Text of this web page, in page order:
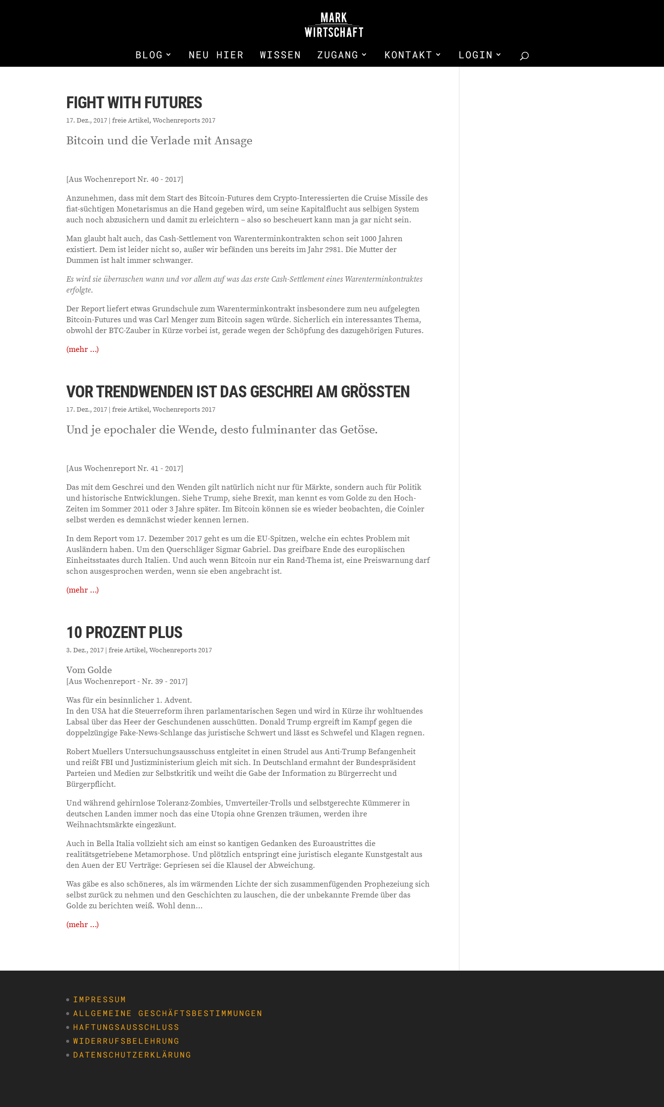
BLOG NEU HIER WISSEN ZUGANG KONTAKT LOGIN
FIGHT WITH FUTURES
17. Dez., 2017 |freie Artikel,Wochenreports 2017
Bitcoin und die Verlade mit Ansage
[Aus Wochenreport Nr. 40 - 2017]
Anzunehmen, dass mit dem Start des Bitcoin-Futures dem Crypto-Interessierten die Cruise Missile des
fiat-süchtigen Monetarismus an die Hand gegeben wird, um seine Kapitalflucht aus selbigen System
auch noch abzusichern und damit zu erleichtern – also so bescheuert kann man ja gar nicht sein.
Man glaubt halt auch, das Cash-Settlement von Warenterminkontrakten schon seit 1000 Jahren
existiert. Dem ist leider nicht so, außer wir befänden uns bereits im Jahr 2981. Die Mutter der
Dummen ist halt immer schwanger.
Es wird sie überraschen wann und vor allem auf was das erste Cash-Settlement eines Warenterminkontraktes
erfolgte.
Der Report liefert etwas Grundschule zum Warenterminkontrakt insbesondere zum neu aufgelegten
Bitcoin-Futures und was Carl Menger zum Bitcoin sagen würde. Sicherlich ein interessantes Thema,
obwohl der BTC-Zauber in Kürze vorbei ist, gerade wegen der Schöpfung des dazugehörigen Futures.
(mehr …)
VOR TRENDWENDEN IST DAS GESCHREI AM GRÖSSTEN
17. Dez., 2017 |freie Artikel,Wochenreports 2017
Und je epochaler die Wende, desto fulminanter das Getöse.
[Aus Wochenreport Nr. 41 - 2017]
Das mit dem Geschrei und den Wenden gilt natürlich nicht nur für Märkte, sondern auch für Politik
und historische Entwicklungen. Siehe Trump, siehe Brexit, man kennt es vom Golde zu den Hoch-
Zeiten im Sommer 2011 oder 3 Jahre später. Im Bitcoin können sie es wieder beobachten, die Coinler
selbst werden es demnächst wieder kennen lernen.
In dem Report vom 17. Dezember 2017 geht es um die EU-Spitzen, welche ein echtes Problem mit
Ausländern haben. Um den Querschläger Sigmar Gabriel. Das greifbare Ende des europäischen
Einheitsstaates durch Italien. Und auch wenn Bitcoin nur ein Rand-Thema ist, eine Preiswarnung darf
schon ausgesprochen werden, wenn sie eben angebracht ist.
(mehr …)
10 PROZENT PLUS
3. Dez., 2017 |freie Artikel,Wochenreports 2017
Vom Golde
[Aus Wochenreport - Nr. 39 - 2017]
Was für ein besinnlicher 1. Advent.
In den USA hat die Steuerreform ihren parlamentarischen Segen und wird in Kürze ihr wohltuendes
Labsal über das Heer der Geschundenen ausschütten. Donald Trump ergreift im Kampf gegen die
doppelzüngige Fake-News-Schlange das juristische Schwert und lässt es Schwefel und Klagen regnen.
Robert Muellers Untersuchungsausschuss entgleitet in einen Strudel aus Anti-Trump Befangenheit
und reißt FBI und Justizministerium gleich mit sich. In Deutschland ermahnt der Bundespräsident
Parteien und Medien zur Selbstkritik und weiht die Gabe der Information zu Bürgerrecht und
Bürgerpflicht.
Und während gehirnlose Toleranz-Zombies, Umverteiler-Trolls und selbstgerechte Kümmerer in
deutschen Landen immer noch das eine Utopia ohne Grenzen träumen, werden ihre
Weihnachtsmärkte eingezäunt.
Auch in Bella Italia vollzieht sich am einst so kantigen Gedanken des Euroaustrittes die
realitätsgetriebene Metamorphose. Und plötzlich entspringt eine juristisch elegante Kunstgestalt aus
den Auen der EU Verträge: Gepriesen sei die Klausel der Abweichung.
Was gäbe es also schöneres, als im wärmenden Lichte der sich zusammenfügenden Prophezeiung sich
selbst zurück zu nehmen und den Geschichten zu lauschen, die der unbekannte Fremde über das
Golde zu berichten weiß. Wohl denn…
(mehr …)
IMPRESSUM
ALLGEMEINE GESCHÄFTSBESTIMMUNGEN
HAFTUNGSAUSSCHLUSS
WIDERRUFSBELEHRUNG
DATENSCHUTZERKLÄRUNG